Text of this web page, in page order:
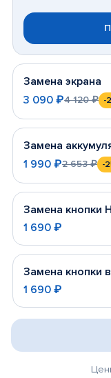
Замена экрана
3 090 ₽4 120 ₽ -
Замена
1 990 ₽2 653 ₽ -
Замена кнопки
1 690 ₽
Замена кнопки
1 690 ₽